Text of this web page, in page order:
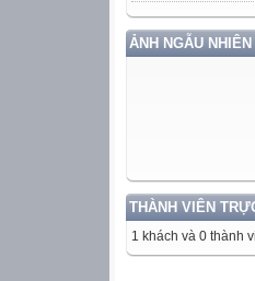
ẢNH NGẪU NHIÊN
THÀNH VIÊN
1 khách và 0 thành